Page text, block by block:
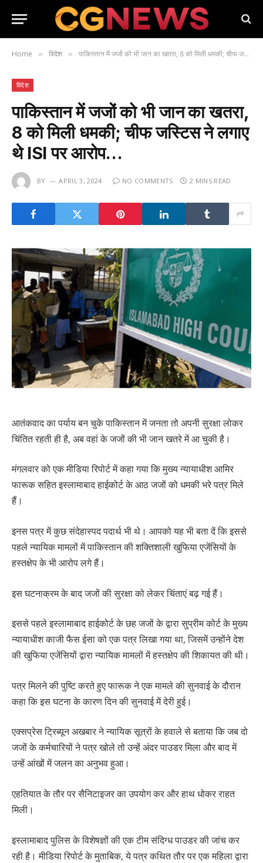
Home » विदेश » पाकिस्तान में जजों को भी जान का खतरा, 8 को मिली धमकी; चीफ जस्टिस ने लगाए थे ISI पर आरोप…
विदेश
पाकिस्तान में जजों को भी जान का खतरा,
8 को मिली धमकी; चीफ जस्टिस ने लगाए
थे ISI पर आरोप…
BY APRIL 3, 2024 NO COMMENTS 2 MINS READ
आतंकवाद का पर्याय बन चुके पाकिस्तान में जनता तो अपनी सुरक्षा लोकर
चिंतित रहती ही है, अब वहां के जजों की भी जान खतरे में आ चुकी है।
मंगलवार को एक मीडिया रिपोर्ट में कहा गया कि मुख्य न्यायाधीश आमिर
फारूक सहित इस्लामाबाद हाईकोर्ट के आठ जजों को धमकी भरे पत्र मिले
हैं।
इनस पत्र में कुछ संदेहास्पद पदार्थ भी थे। आपको यह भी बता दें कि इससे
पहले न्यायिक मामलों में पाकिस्तान की शक्तिशाली खुफिया एजेंसियों के
हस्तक्षेप के भी आरोप लगे हैं।
इस घटनाक्रम के बाद जजों की सुरक्षा को लेकर चिंताएं बढ़ गई हैं।
इससे पहले इस्लामाबाद हाईकोर्ट के छह जजों के द्वारा सुप्रीम कोर्ट के मुख्य
न्यायाधीश काजी फैस ईसा को एक पत्र लिखा गया था, जिसमें उन्होंने देश
की खुफिया एजेंसियों द्वारा न्यायिक मामलों में हस्तक्षेप की शिकायत की थी।
पत्र मिलने की पुष्टि करते हुए फारूक ने एक मामले की सुनवाई के दौरान
कहा कि इस घटना के कारण दिन की सुनवाई में देरी हुई।
एक्सप्रेस ट्रिब्यून अखबार ने न्यायिक सूत्रों के हवाले से बताया कि जब दो
जजों के कर्मचारियों ने पत्र खोले तो उन्हें अंदर पाउडर मिला और बाद में
उन्हें आंखों में जलन का अनुभव हुआ।
एहतियात के तौर पर सैनिटाइजर का उपयोग कर और हाथ धोकर राहत
मिली।
इस्लामाबाद पुलिस के विशेषज्ञों की एक टीम संदिग्ध पाउडर की जांच कर
रही है। मीडिया रिपोर्ट के मुताबिक, ये पत्र कथित तौर पर एक महिला द्वारा